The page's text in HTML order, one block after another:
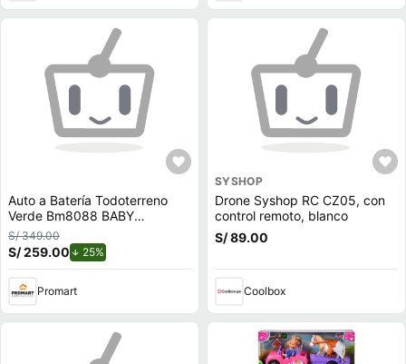
Auto a Batería Todoterreno
Verde Bm8088 BABY
KINGDOM BM8088
S/ 349.00
S/ 259.00 25%
Promart
SYSHOP
Drone Syshop RC CZ05, con
control remoto, blanco
S/ 89.00
Coolbox